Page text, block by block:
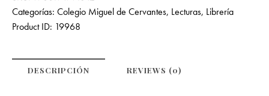
Categorías: Colegio Miguel de Cervantes, Lecturas, Librería
Product ID: 19968
DESCRIPCIÓN REVIEWS (0)